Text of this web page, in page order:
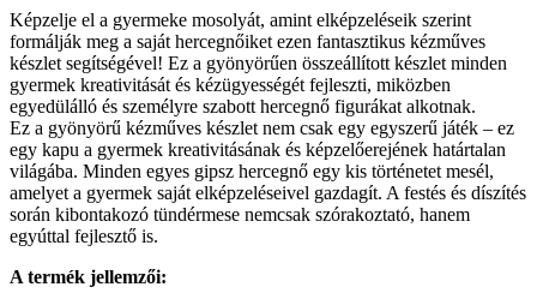
Képzelje el a gyermeke mosolyát, amint elképzeléseik szerint
formálják meg a saját hercegnőiket ezen fantasztikus kézműves
készlet segítségével! Ez a gyönyörűen összeállított készlet minden
gyermek kreativitását és kézügyességét fejleszti, miközben
egyedülálló és személyre szabott hercegnő figurákat alkotnak.
Ez a gyönyörű kézműves készlet nem csak egy egyszerű játék – ez
egy kapu a gyermek kreativitásának és képzelőerejének határtalan
világába. Minden egyes gipsz hercegnő egy kis történetet mesél,
amelyet a gyermek saját elképzeléseivel gazdagít. A festés és díszítés
során kibontakozó tündérmese nemcsak szórakoztató, hanem
egyúttal fejlesztő is.
A termék jellemzői: